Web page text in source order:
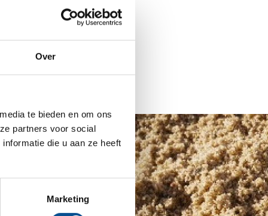
Over
te bieden en om ons
partners voor social
die u aan ze heeft
Marketing